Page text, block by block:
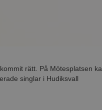
rätt. På Mötesplatsen
singlar i Hudiksvall